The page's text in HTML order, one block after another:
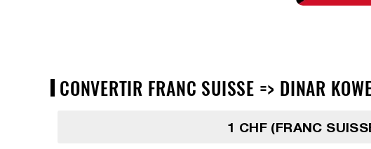
CONVERTIR FRANC SUISSE => DINAR
1 CHF (FRANC